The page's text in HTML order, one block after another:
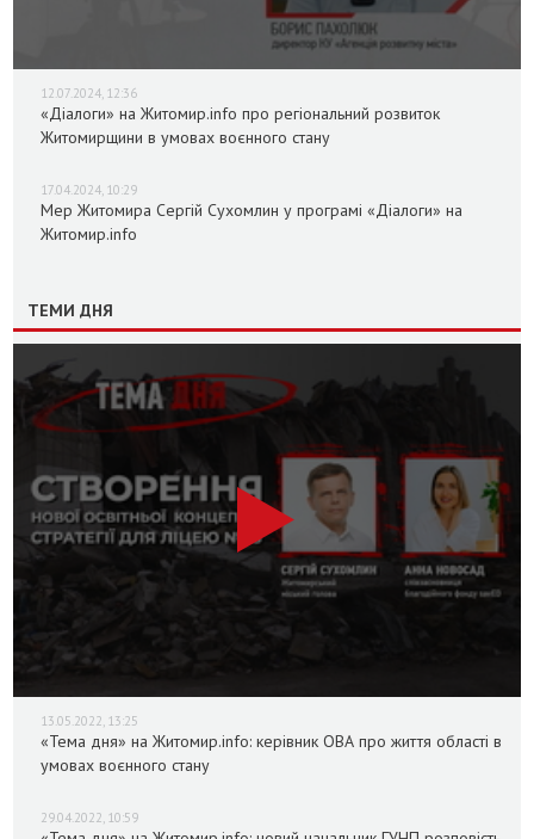
12.07.2024, 12:36
«Діалоги» на Житомир.info про регіональний розвиток
Житомирщини в умовах воєнного стану
17.04.2024, 10:29
Мер Житомира Сергій Сухомлин у програмі «Діалоги» на
Житомир.info
ТЕМИ ДНЯ
13.05.2022, 13:25
«Тема дня» на Житомир.info: керівник ОВА про життя області в
умовах воєнного стану
29.04.2022, 10:59